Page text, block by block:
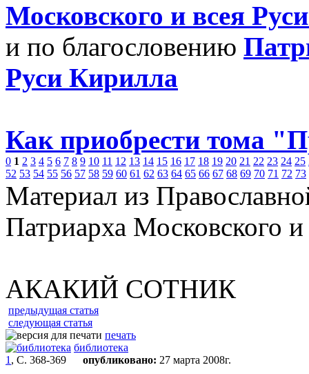
Московского и всея
и по благословению
Руси Кирилла
Как приобрести тома
0 1 2 3 4 5 6 7 8 9 10 11 12 13 14 15 16 17 18 19 20 21 22 23 24 25
52 53 54 55 56 57 58 59 60 61 62 63 64 65 66 67 68 69 70 71 72 73
Материал из
Патриарха Московского
АКАКИЙ СОТНИК
предыдущая статья
следующая статья
печать
библиотека
1 , С. 368-369 опубликовано: 27 марта 2008г.